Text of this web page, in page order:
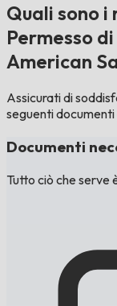
Quali sono
Permesso
American
Assicurati di
seguenti
Documenti
Tutto ciò che serve